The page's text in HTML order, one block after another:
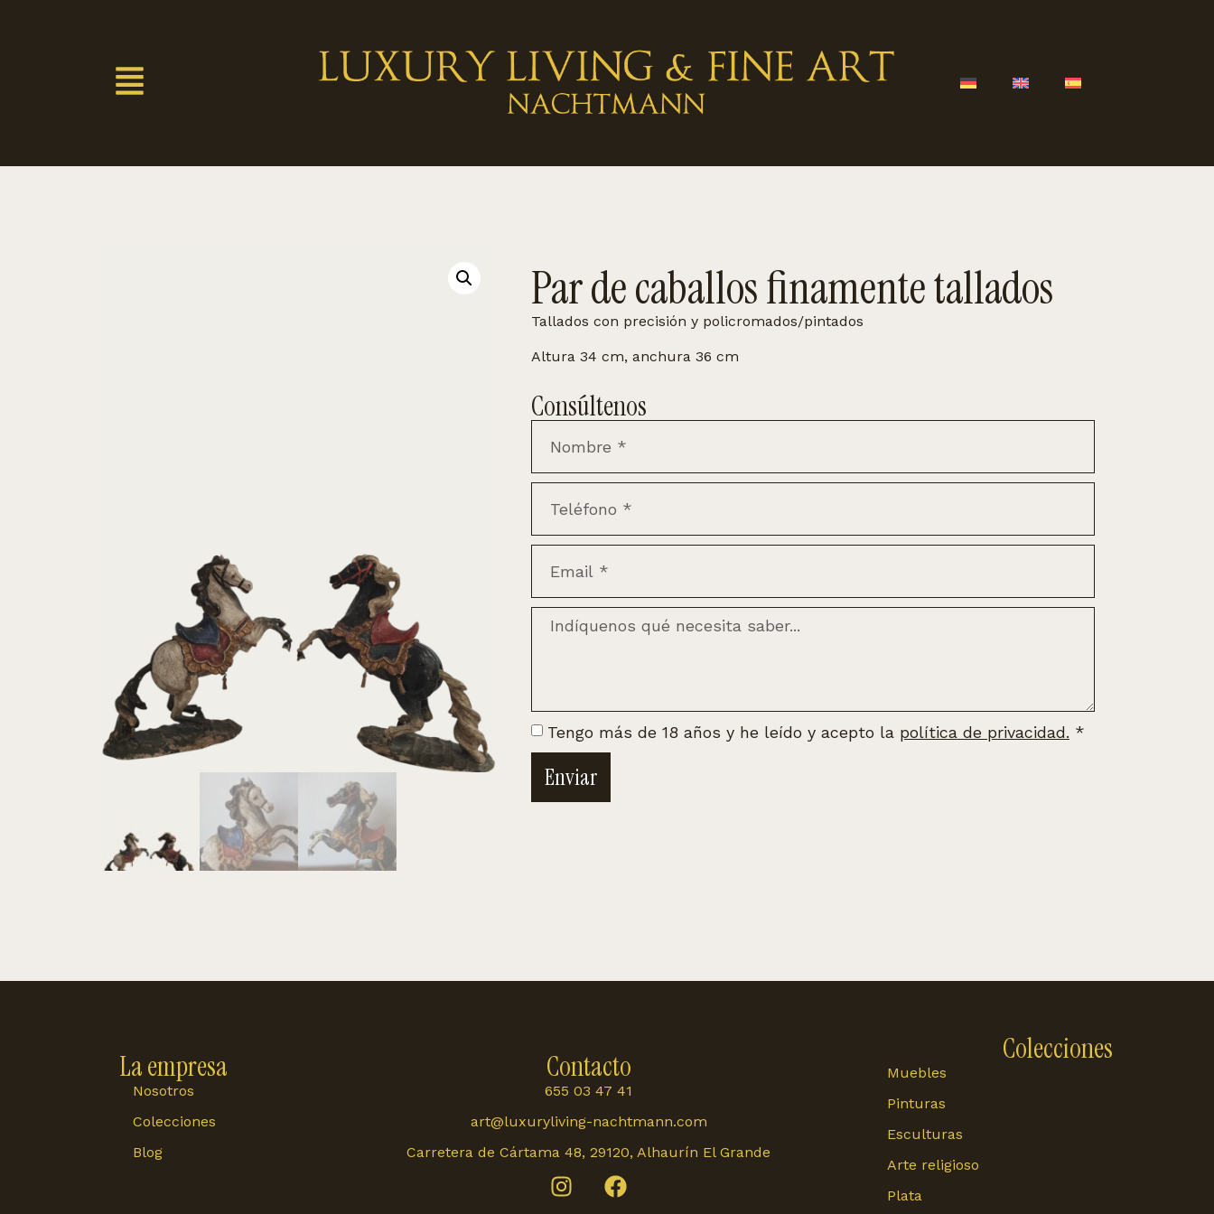
Par de caballos finamente tallados
Tallados con precisión y policromados/pintados
Altura 34 cm, anchura 36 cm
Consúltenos
Tengo más de 18 años y he leído y acepto la política de privacidad. *
Enviar
La empresa
Nosotros
Colecciones
Blog
Contacto
655 03 47 41
art@luxuryliving-nachtmann.com
Carretera de Cártama 48, 29120, Alhaurín El Grande
Colecciones
Muebles
Pinturas
Esculturas
Arte religioso
Plata